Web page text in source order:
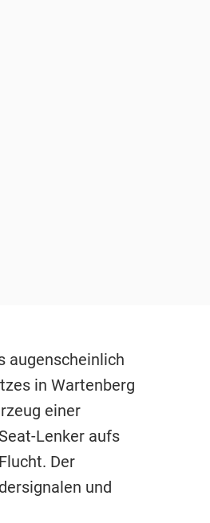
augenscheinlich
in Wartenberg
einer
Lenker aufs
Der
und